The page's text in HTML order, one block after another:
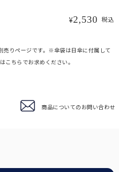
りたたみ
で最もコンパクトなサイズです。
メする、日傘の定番サイズです。
使いやすいショートタイプ。
¥2,530 税込
売りページです。※傘袋は日傘に付属して
こちらでお求めください。
商品についてのお問い合わせ